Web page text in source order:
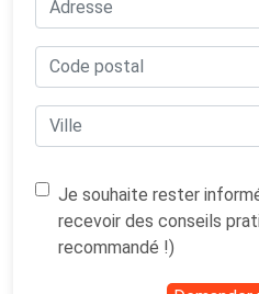
Je souhaite rester
recevoir des conseils
recommandé !)